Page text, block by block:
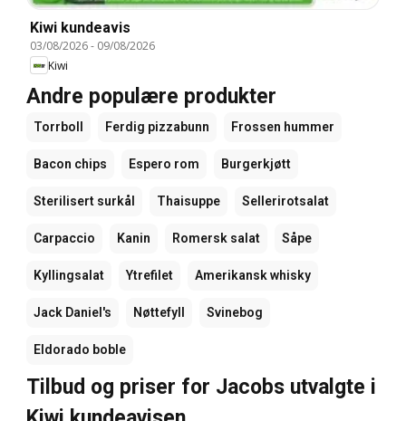
Kiwi kundeavis
03/08/2026- 09/08/2026
Kiwi
Andre populære produkter
Torrboll Ferdig pizzabunn Frossen hummer
Bacon chips Espero rom Burgerkjøtt
Sterilisert surkål Thaisuppe Sellerirotsalat
Carpaccio Kanin Romersk salat Såpe
Kyllingsalat Ytrefilet Amerikansk whisky
Jack Daniel's Nøttefyll Svinebog
Eldorado boble
Tilbud og priser for Jacobs utvalgte i